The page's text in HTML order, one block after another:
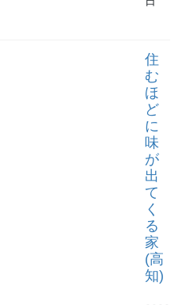
住
む
ほ
ど
に
味
が
出
て
く
る
家
(高
知)